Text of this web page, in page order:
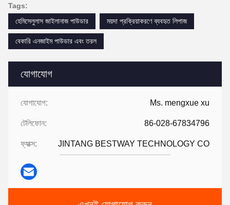
যোগাযোগ
যোগাযোগ: Ms. mengxue xu
টেলিফোন: 86-028-67834796
ফ্যাক্স: JINTANG BESTWAY TECHNOLOGY CO
Tags:
হেমিসেলুলাস জাইলানাজ পাউডার
ময়দা প্রক্রিয়াকরণে ব্যবহৃত লিপাজ
বেকারি এনজাইম পাউডার এবং তরল